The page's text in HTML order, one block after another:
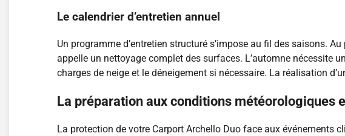
Le calendrier d’entretien annuel
Un programme d’entretien structuré s’impose au fil des saisons.
appelle un nettoyage complet des surfaces. L’automne nécessite
charges de neige et le déneigement si nécessaire. La réalisation
La préparation aux conditions météorologiques
La protection de votre Carport Archello Duo face aux événements